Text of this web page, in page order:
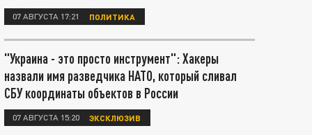
07 АВГУСТА 17:21 ПОЛИТИКА
"Украина - это просто инструмент": Хакеры
назвали имя разведчика НАТО, который сливал
СБУ координаты объектов в России
07 АВГУСТА 15:20 ЭКСКЛЮЗИВ